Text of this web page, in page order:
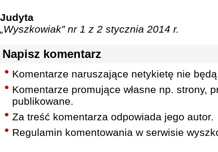
Judyta
„Wyszkowiak” nr 1 z 2 stycznia 2014 r.
Napisz komentarz
Komentarze naruszające netykietę nie
Komentarze promujące własne np. strony,
publikowane.
Za treść komentarza odpowiada jego autor.
Regulamin komentowania w serwisie